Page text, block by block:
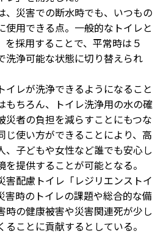
災害での断水時でも、いつもの
使用できる点。一般的なトイレと
採用することで、平常時は５
洗浄可能な状態に切り替えられ
レが洗浄できるようになること
もちろん、トイレ洗浄用の水の確
災者の負担を減らすことにもつな
じ使い方ができることにより、高
、子どもや女性など誰でも安心し
提供することが可能となる。
配慮トイレ「レジリエンストイ
害時のトイレの課題や総合的な備
時の健康被害や災害関連死が少し
ことに貢献するとしている。